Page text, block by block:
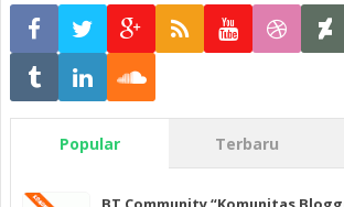
Popular Terbaru